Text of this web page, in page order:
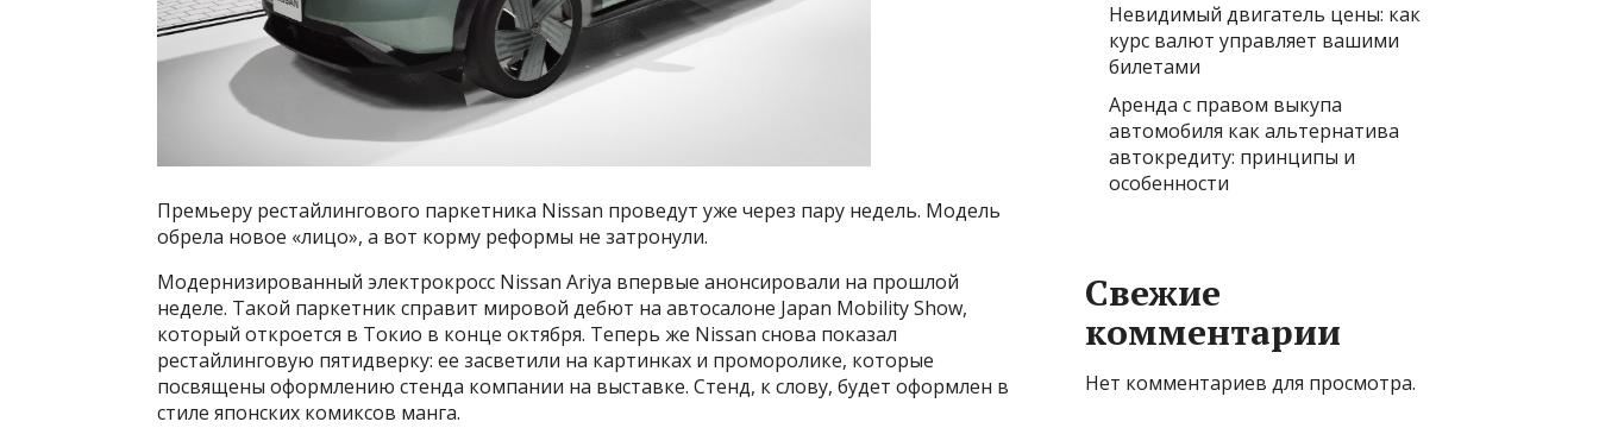
Премьеру рестайлингового паркетника Nissan проведут уже через пару недель. Модель
обрела новое «лицо», а вот корму реформы не затронули.
Модернизированный электрокросс Nissan Ariya впервые анонсировали на прошлой
неделе. Такой паркетник справит мировой дебют на автосалоне Japan Mobility Show,
который откроется в Токио в конце октября. Теперь же Nissan снова показал
рестайлинговую пятидверку: ее засветили на картинках и проморолике, которые
посвящены оформлению стенда компании на выставке. Стенд, к слову, будет оформлен в
стиле японских комиксов манга.
Невидимый двигатель цены: как
курс валют управляет вашими
билетами
Аренда с правом выкупа
автомобиля как альтернатива
автокредиту: принципы и
особенности
Свежие
комментарии
Нет комментариев для просмотра.